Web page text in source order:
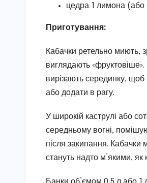
цедра 1 лимона (або
Приготування:
Кабачки ретельно миють,
виглядають
вирізають серединку,
або додати в рагу.
У широкій каструлі або
середньому вогні,
після закипання.
стануть надто м’якими, як